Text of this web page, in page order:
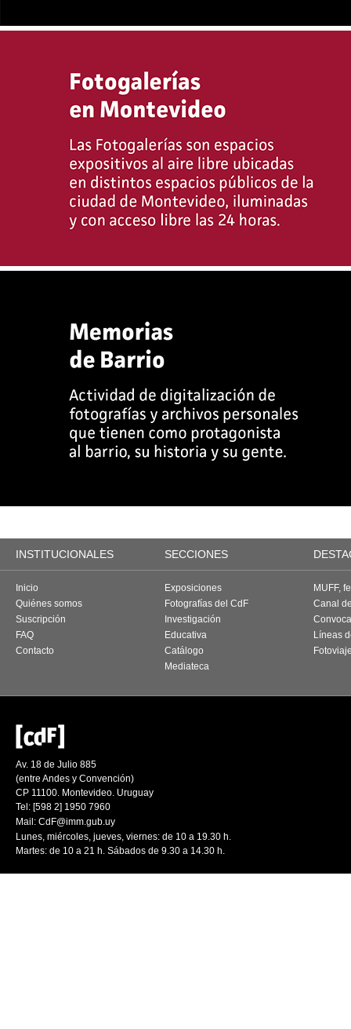
INSTITUCIONALES SECCIONES
Inicio
Quiénes somos
Suscripción
FAQ
Contacto
Exposiciones
Fotografías del CdF
Investigación
Educativa
Catálogo
Mediateca
MUFF,
Canal
Líneas
Av. 18 de Julio 885
(entre Andes y Convención)
CP 11100. Montevideo. Uruguay
Tel: [598 2] 1950 7960
Mail: CdF@imm.gub.uy
Lunes, miércoles, jueves, viernes: de 10 a 19.30 h.
Martes: de 10 a 21 h. Sábados de 9.30 a 14.30 h.